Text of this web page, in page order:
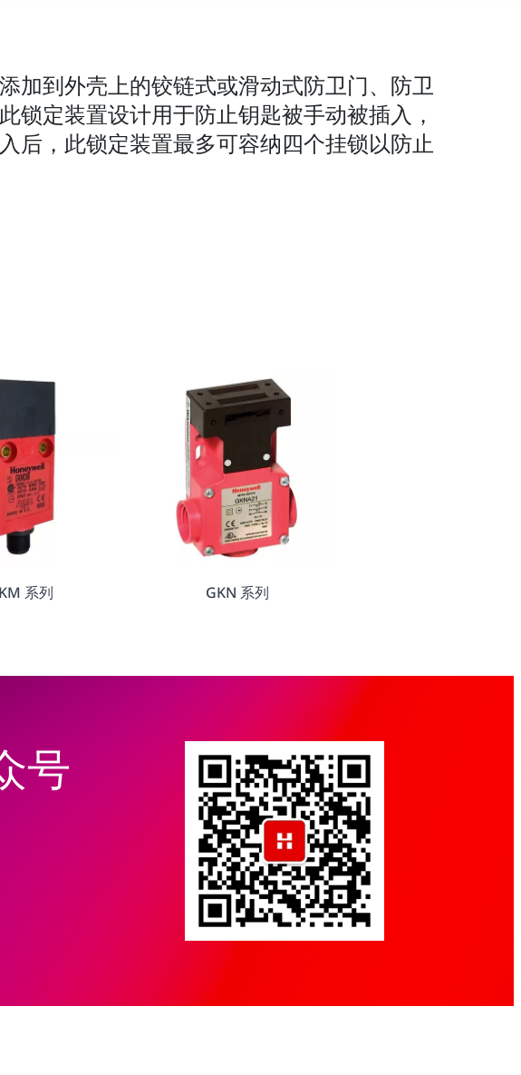
加到外壳上的铰链式或滑动式防卫门、防卫
锁定装置设计用于防止钥匙被手动被插入，
后，此锁定装置最多可容纳四个挂锁以防止
系列 GKN 系列
号